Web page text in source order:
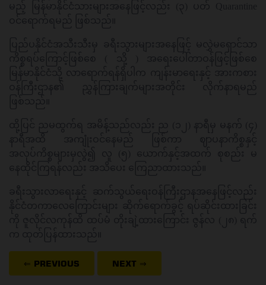
မည့် မြန်မာနိုင်ငံသားများအနေဖြင့်လည်း (၃) ပတ် Quarantine
ဝင်ရောက်ရမည် ဖြစ်သည်။
ပြည်ပနိုင်ငံအသီးသီးမှ ခရီးသွားများအနေဖြင့် မလွှဲမရှောင်သာ
ကိစ္စရပ်ကြောင့်ဖြစ်စေ ( သို့ ) အရေးပေါ်တာဝန်ဖြင့်ဖြစ်စေ
မြန်မာနိုင်ငံသို့ လာရောက်ရန်ရှိပါက ကျန်းမာရေးနှင့် အားကစား
ဝန်ကြီးဌာန၏ ညွှန်ကြားချက်များအတိုင်း လိုက်နာရမည်
ဖြစ်သည်။
ထို့ပြင် ညမထွက်ရ အမိန့်သည်လည်း ည (၁၂) နာရီမှ မနက် (၄)
နာရီအထိ အကျုံးဝင်နေမည် ဖြစ်ကာ ဈာပနာကိစ္စနှင့်
အလုပ်ကိစ္စများမှလွဲ၍ လူ (၅) ယောက်နှင့်အထက် စုစည်း မ
နေထိုင်ကြရန်လည်း အသိပေး ကြေညာထားသည်။
ခရီးသွားလာရေးနှင့် ဆက်သွယ်ရေးဝန်ကြီးဌာနအနေဖြင့်လည်း
နိုင်ငံတကာလေကြောင်းများ ဆိုက်ရောက်ခွင့် ရပ်ဆိုင်းထားခြင်း
ကို ဇူလိုင်လကုန်ထိ ထပ်မံ တိုးချဲ့ထားကြောင်း ဇွန်လ (၂၈) ရက်
က ထုတ်ပြန်ထားသည်။
⇐ PREVIOUS NEXT ⇒